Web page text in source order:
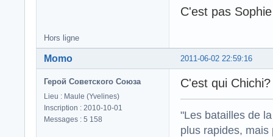
C'est pas
Hors ligne
2011-06-02 22:59:16
Momo
Герой Советского Союза
Lieu : Maule (Yvelines)
Inscription : 2010-10-01
Messages : 5 158
C'est qui
"Les batailles de
plus rapides,